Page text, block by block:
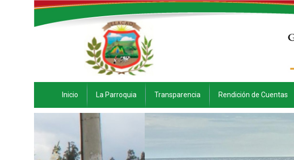
Inicio La Parroquia Transparencia Rendición de Cuentas